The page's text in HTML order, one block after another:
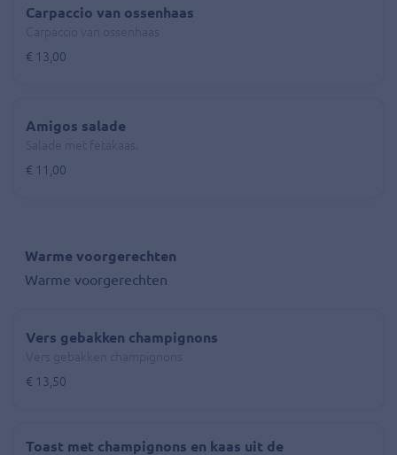
Carpaccio van ossenhaas
€ 13,00
Amigos salade
€ 11,00
Warme voorgerechten
Warme voorgerechten
Vers gebakken champignons
€ 13,50
Toast met champignons en kaas uit de